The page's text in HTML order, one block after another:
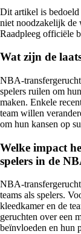
Dit artikel is
niet noodzakelijk de
Raadpleeg officiële
Wat zijn de
NBA-
spelers ruilen om
maken. Enkele
team willen
om hun kansen op
Welke impact
spelers in de
NBA-
teams als spelers.
kleedkamer en de
geruchten over een
beïnvloeden en hun